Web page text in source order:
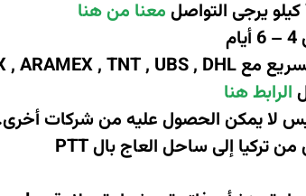
معنا من هنا
مع, ARAMEX , TNT , UBS , DHL
الرابط هنا
لا يمكن الحصول عليه من شركات أخرى
تركيا إلى ساحل العاج بالPTT